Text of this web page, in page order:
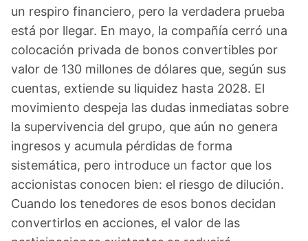
un respiro financiero, pero la verdadera prueba
está por llegar. En mayo, la compañía cerró una
colocación privada de bonos convertibles por
valor de 130 millones de dólares que, según sus
cuentas, extiende su liquidez hasta 2028. El
movimiento despeja las dudas inmediatas sobre
la supervivencia del grupo, que aún no genera
ingresos y acumula pérdidas de forma
sistemática, pero introduce un factor que los
accionistas conocen bien: el riesgo de dilución.
Cuando los tenedores de esos bonos decidan
convertirlos en acciones, el valor de las